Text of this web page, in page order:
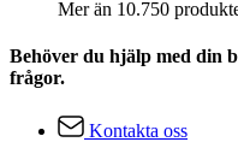
Mer än 10.750
Behöver du hjälp med din
frågor.
Kontakta oss